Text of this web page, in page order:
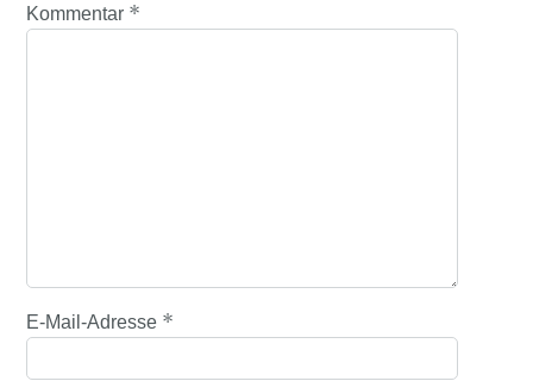
Kommentar *
E-Mail-Adresse *